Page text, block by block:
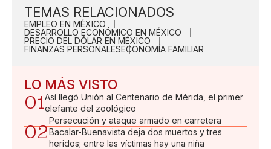
TEMAS RELACIONADOS
EMPLEO EN MÉXICO
DESARROLLO ECONÓMICO EN MÉXICO
PRECIO DEL DÓLAR EN MÉXICO
FINANZAS PERSONALESECONOMÍA FAMILIAR
LO MÁS VISTO
01Así llegó Unión al Centenario de Mérida, el primer
elefante del zoológico
02
Persecución y ataque armado en carretera
Bacalar-Buenavista deja dos muertos y tres
heridos; entre las víctimas hay una niña